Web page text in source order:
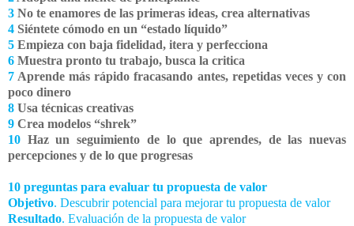
3 No te enamores de las primeras ideas, crea alternativas
4 Siéntete cómodo en un “estado líquido”
5 Empieza con baja fidelidad, itera y perfecciona
6 Muestra pronto tu trabajo, busca la critica
7 Aprende más rápido fracasando antes, repetidas veces y con
poco dinero
8 Usa técnicas creativas
9 Crea modelos “shrek”
10 Haz un seguimiento de lo que aprendes, de las nuevas
percepciones y de lo que progresas
10 preguntas para evaluar tu propuesta de valor
Objetivo. Descubrir potencial para mejorar tu propuesta de valor
Resultado. Evaluación de la propuesta de valor